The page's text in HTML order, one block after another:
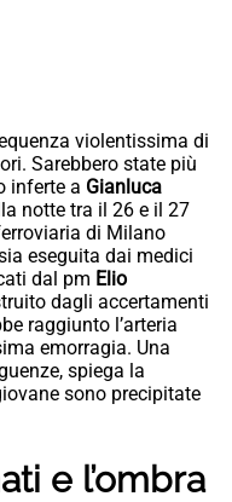
violentissima di
Sarebbero state più
inferte a Gianluca
notte tra il 26 e il 27
di Milano
eseguita dai medici
dal pm Elio
dagli accertamenti
raggiunto l’arteria
emorragia. Una
spiega la
sono precipitate
e l’ombra